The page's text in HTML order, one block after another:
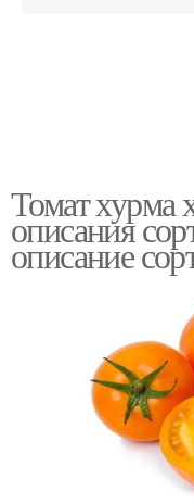
Томат хурма
описания
описание